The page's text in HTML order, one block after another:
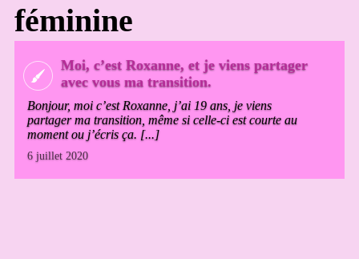
féminine
Moi, c’est Roxanne, et je viens partager
avec vous ma transition.
Bonjour, moi c’est Roxanne, j’ai 19 ans, je viens
partager ma transition, même si celle-ci est courte au
moment ou j’écris ça. [...]
6 juillet 2020